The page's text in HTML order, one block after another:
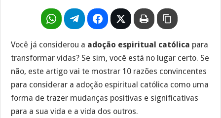
Você já considerou a adoção espiritual católica para
transformar vidas? Se sim, você está no lugar certo. Se
não, este artigo vai te mostrar 10 razões convincentes
para considerar a adoção espiritual católica como uma
forma de trazer mudanças positivas e significativas
para a sua vida e a vida dos outros.